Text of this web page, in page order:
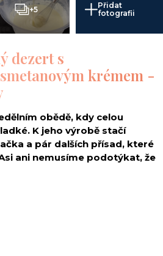
+5
Přidat
fotografii
dezert s
krémem -
obědě, kdy celou
K jeho výrobě stačí
a pár dalších přísad, které
ani nemusíme podotýkat, že